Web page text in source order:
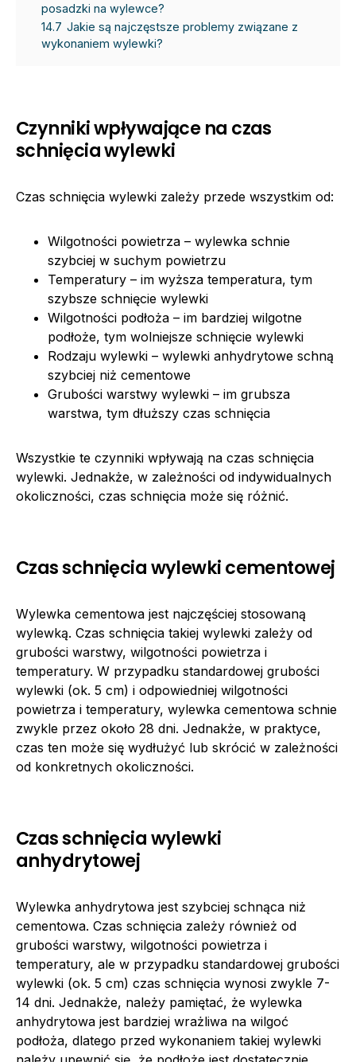
posadzki na wylewce?
14.7 Jakie są najczęstsze problemy związane z
wykonaniem wylewki?
Czynniki wpływające na czas
schnięcia wylewki
Czas schnięcia wylewki zależy przede wszystkim od:
Wilgotności powietrza – wylewka schnie
szybciej w suchym powietrzu
Temperatury – im wyższa temperatura, tym
szybsze schnięcie wylewki
Wilgotności podłoża – im bardziej wilgotne
podłoże, tym wolniejsze schnięcie wylewki
Rodzaju wylewki – wylewki anhydrytowe schną
szybciej niż cementowe
Grubości warstwy wylewki – im grubsza
warstwa, tym dłuższy czas schnięcia
Wszystkie te czynniki wpływają na czas schnięcia
wylewki. Jednakże, w zależności od indywidualnych
okoliczności, czas schnięcia może się różnić.
Czas schnięcia wylewki cementowej
Wylewka cementowa jest najczęściej stosowaną
wylewką. Czas schnięcia takiej wylewki zależy od
grubości warstwy, wilgotności powietrza i
temperatury. W przypadku standardowej grubości
wylewki (ok. 5 cm) i odpowiedniej wilgotności
powietrza i temperatury, wylewka cementowa schnie
zwykle przez około 28 dni. Jednakże, w praktyce,
czas ten może się wydłużyć lub skrócić w zależności
od konkretnych okoliczności.
Czas schnięcia wylewki
anhydrytowej
Wylewka anhydrytowa jest szybciej schnąca niż
cementowa. Czas schnięcia zależy również od
grubości warstwy, wilgotności powietrza i
temperatury, ale w przypadku standardowej grubości
wylewki (ok. 5 cm) czas schnięcia wynosi zwykle 7-
14 dni. Jednakże, należy pamiętać, że wylewka
anhydrytowa jest bardziej wrażliwa na wilgoć
podłoża, dlatego przed wykonaniem takiej wylewki